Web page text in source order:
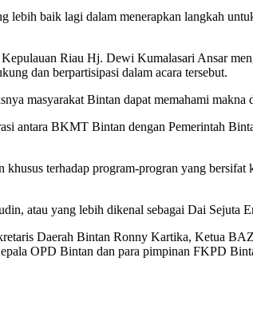
baik lagi dalam menerapkan langkah
Riau Hj. Dewi Kumalasari Ansar
dan berpartisipasi dalam acara tersebut.
masyarakat Bintan dapat memahami makna
antara BKMT Bintan dengan Pemerintah
terhadap program-progran yang
atau yang lebih dikenal sebagai Dai Sejuta
Daerah Bintan Ronny Kartika, Ketua
OPD Bintan dan para pimpinan FKPD